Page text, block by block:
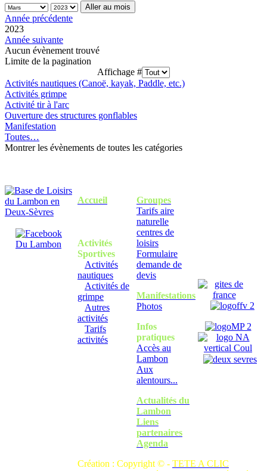
Aller au mois
Année précédente
2023
Année suivante
Aucun évènement trouvé
Limite de la pagination
Affichage #
Activités nautiques (Canoë, kayak, Paddle, etc.)
Activités grimpe
Activité tir à l'arc
Ouverture des structures gonflables
Manifestation
Toutes…
Montrer les évènements de toutes les catégories
Accueil
Activités
Sportives
Activités
nautiques
Activités de
grimpe
Autres
activités
Tarifs
activités
Groupes
Tarifs aire
naturelle
centres de
loisirs
Formulaire
demande de
devis
Manifestations
Photos
Infos
pratiques
Accès au
Lambon
Aux
alentours...
Actualités du
Lambon
Liens
partenaires
Agenda
Création : Copyright © - TETE A CLIC